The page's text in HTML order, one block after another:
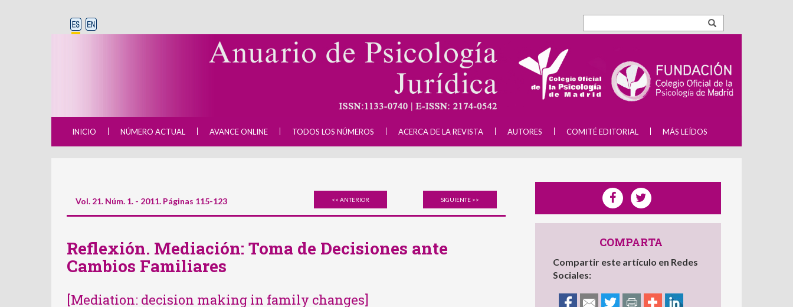
INICIO NÚMERO ACTUAL AVANCE ONLINE TODOS LOS NÚMEROS ACERCA DE LA REVISTA AUTORES COMITÉ EDITORIAL MÁS LEÍDOS
Vol. 21. Núm. 1. - 2011. Páginas 115-123 << ANTERIOR SIGUIENTE >>
Reflexión. Mediación: Toma de Decisiones ante
Cambios Familiares
[Mediation: decision making in family changes]
COMPARTA
Compartir este artículo en Redes
Sociales: